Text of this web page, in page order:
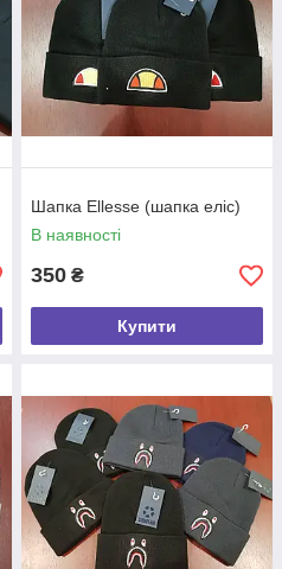
Шапка Ellesse (шапка еліс)
В наявності
350 ₴
Купити